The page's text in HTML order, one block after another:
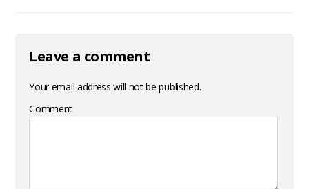
Leave a comment
Your email address will not be published.
Comment